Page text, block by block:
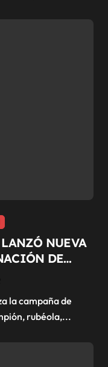
NUEVA
DE
rubéola,...